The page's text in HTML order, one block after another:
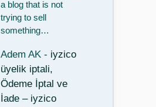
a blog that is not
trying to sell
something…
Adem AK - iyzico
üyelik iptali,
Ödeme İptal ve
İade – iyzico